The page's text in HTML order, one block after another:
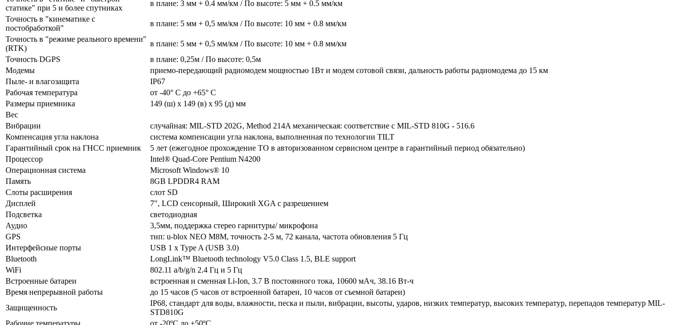
статике" при 5 и более спутниках
в плане: 3 мм + 0.4 мм/км / По высоте: 5 мм + 0.5 мм/км
Точность в "кинематике с
постобработкой"
в плане: 5 мм + 0,5 мм/км / По высоте: 10 мм + 0.8 мм/км
Точность в "режиме реального времени"
(RTK)
в плане: 5 мм + 0,5 мм/км / По высоте: 10 мм + 0.8 мм/км
Точность DGPS
в плане: 0,25м / По высоте: 0,5м
Модемы
приемо-передающий радиомодем мощностью 1Вт и модем сотовой связи, дальность работы радиомодема до 15 км
Пыле- и влагозащита
IP67
Рабочая температура
от -40° C до +65° C
Размеры приемника
149 (ш) x 149 (в) x 95 (д) мм
Вес
Вибрации
случайная: MIL-STD 202G, Method 214A механическая: соответствие с MIL-STD 810G - 516.6
Компенсация угла наклона
система компенсации угла наклона, выполненная по технологии TILT
Гарантийный срок на ГНСС приемник
5 лет (ежегодное прохождение ТО в авторизованном сервисном центре в гарантийный период обязательно)
Процессор
Intel® Quad-Core Pentium N4200
Операционная система
Microsoft Windows® 10
Память
8GB LPDDR4 RAM
Слоты расширения
слот SD
Дисплей
7", LCD сенсорный, Широкий XGA с разрешением
Подсветка
светодиодная
Аудио
3,5мм, поддержка стерео гарнитуры/ микрофона
GPS
тип: u-blox NEO M8M, точность 2-5 м, 72 канала, частота обновления 5 Гц
Интерфейсные порты
USB 1 x Type A (USB 3.0)
Bluetooth
LongLink™ Bluetooth technology V5.0 Class 1.5, BLE support
WiFi
802.11 a/b/g/n 2.4 Гц и 5 Гц
Встроенные батареи
встроенная и сменная Li-Ion, 3.7 В постоянного тока, 10600 мАч, 38.16 Вт-ч
Время непрерывной работы
до 15 часов (5 часов от встроенной батареи, 10 часов от съемной батареи)
Защищенность
IP68, стандарт для воды, влажности, песка и пыли, вибрации, высоты, ударов, низких температур, высоких температур, перепадов температур MIL-
STD810G
Рабочие температуры
от -20ºC до +50ºC